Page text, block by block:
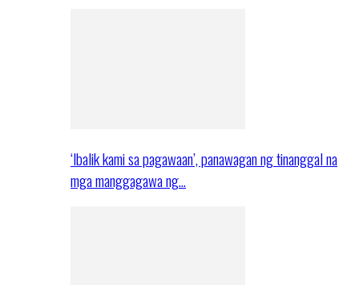
‘Ibalik kami sa pagawaan’, panawagan ng tinanggal na
mga manggagawa ng…